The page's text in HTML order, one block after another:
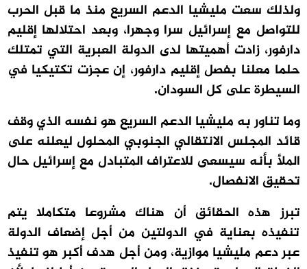
ولذلك سعت مليشيا الدعم السريع منذ ما قبل الحرب
للتواصل مع إسرائيل سرا وجهرا، وبعد احتلالها إقليم
دارفور، زادت أهميتها لدى الدولة العبرية التي تمتلك
حلما معلنا بفصل إقليم دارفور، إن عجزت تكتيكيا في
السيطرة على كل السودان.
وما تناور به مليشيا الدعم السريع هو نفسه الذي وقف
قائد المجلس الانتقالي الجنوبي المحلول ليعلنه على
الملأ بأنه سيسعى للاعتراف المتبادل مع إسرائيل حال
تحقيق الانفصال.
تبرز هذه الحقائق أن هناك مشروعا متكاملا يتم
تنفيذه بعناية في الدولتين من أجل إضعاف الدولة
عبر دعم مليشيا موازية، ومن أجل هدف أكبر هو تنفيذ